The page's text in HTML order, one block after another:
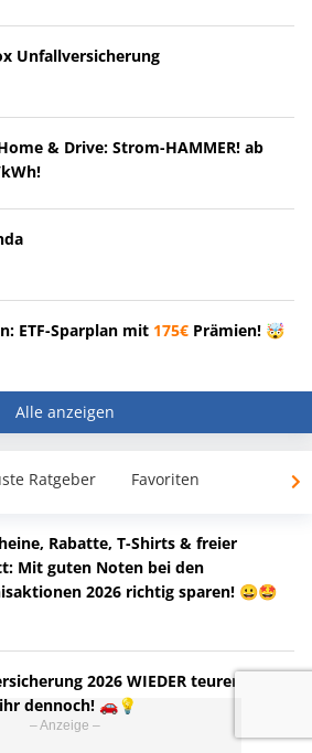
Unfallversicherung
& Drive: Strom-HAMMER! ab
ETF-Sparplan mit 175€ Prämien! 🤯
Alle anzeigen
Ratgeber Favoriten
Rabatte, T-Shirts & freier
Mit guten Noten bei den
2026 richtig sparen! 😀🤩
2026 WIEDER teurer!? - So
dennoch! 🚗💡